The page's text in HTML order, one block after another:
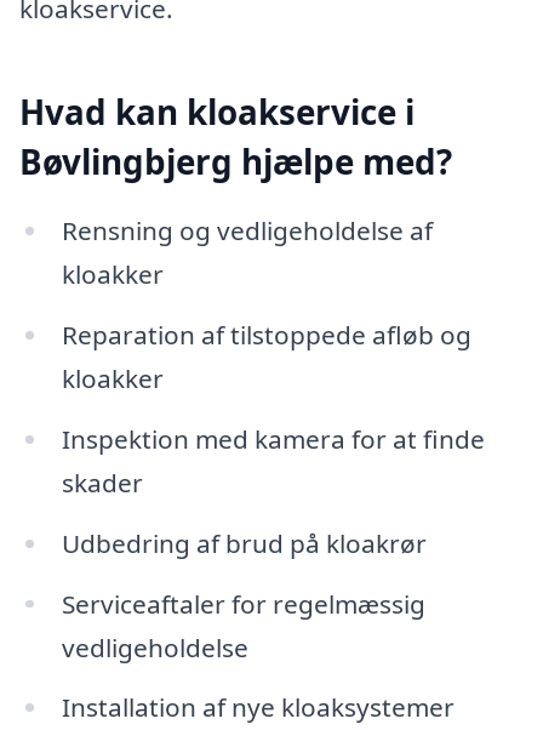
kloakservice.
Hvad kan kloakservice i
Bøvlingbjerg hjælpe med?
Rensning og vedligeholdelse af
kloakker
Reparation af tilstoppede afløb og
kloakker
Inspektion med kamera for at finde
skader
Udbedring af brud på kloakrør
Serviceaftaler for regelmæssig
vedligeholdelse
Installation af nye kloaksystemer